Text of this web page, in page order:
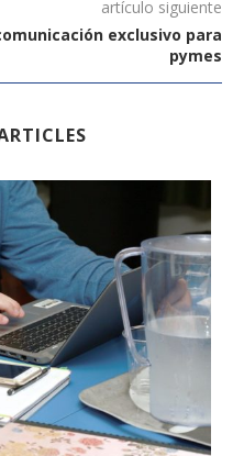
artículo siguiente
exclusivo para
pymes